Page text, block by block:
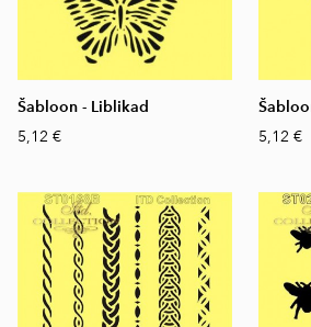
Šabloon - Liblikad
5,12 €
5,12 €